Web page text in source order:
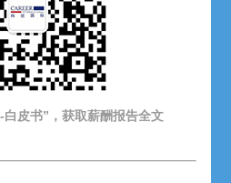
皮书”，获取薪酬报告全文